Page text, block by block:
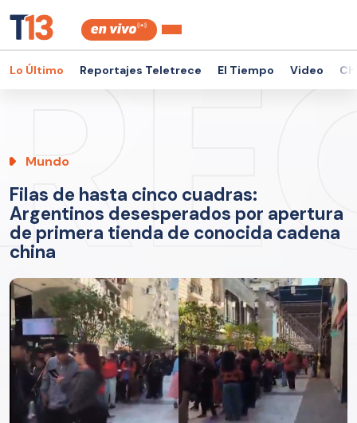
Lo Último Reportajes Teletrece El Tiempo Video
Mundo
Filas de hasta cinco cuadras:
Argentinos desesperados por apertura
de primera tienda de conocida cadena
china